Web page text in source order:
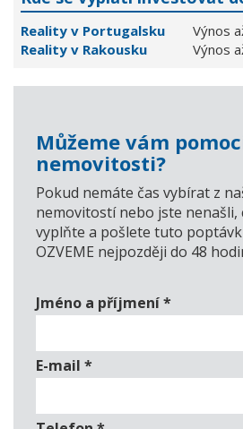
Reality v Portugalsku
Výnos
Reality v Rakousku
Výnos
Můžeme vám
nemovitosti?
Pokud nemáte čas vybírat z
nemovitostí nebo jste nenašli,
vyplňte a pošlete tuto
OZVEME nejpozději do 48
Jméno a příjmení*
E-mail *